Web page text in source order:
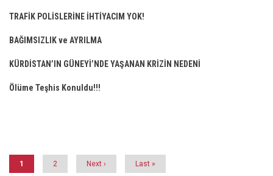
TRAFİK POLİSLERİNE İHTİYACIM YOK!
BAĞIMSIZLIK ve AYRILMA
KÜRDİSTAN’IN GÜNEYİ’NDE YAŞANAN KRİZİN NEDENİ
Ölüme Teşhis Konuldu!!!
Current
page
1 Page
2
Next
page
Next ›
Last
page
Last »